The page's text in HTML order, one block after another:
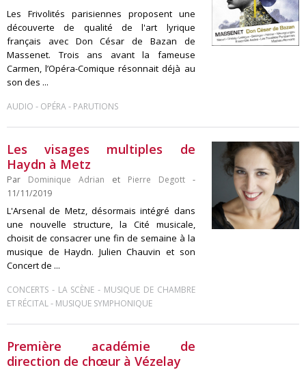
Les Frivolités parisiennes proposent une
découverte de qualité de l'art lyrique
français avec Don César de Bazan de
Massenet. Trois ans avant la fameuse
Carmen, l’Opéra-Comique résonnait déjà au
son des ...
AUDIO - OPÉRA- PARUTIONS
Les visages multiples de
Haydn à Metz
Par Dominique Adrian et Pierre Degott-
11/11/2019
L'Arsenal de Metz, désormais intégré dans
une nouvelle structure, la Cité musicale,
choisit de consacrer une fin de semaine à la
musique de Haydn. Julien Chauvin et son
Concert de ...
CONCERTS - LA SCÈNE - MUSIQUE DE CHAMBRE
ET RÉCITAL- MUSIQUE SYMPHONIQUE
Première académie de
direction de chœur à Vézelay